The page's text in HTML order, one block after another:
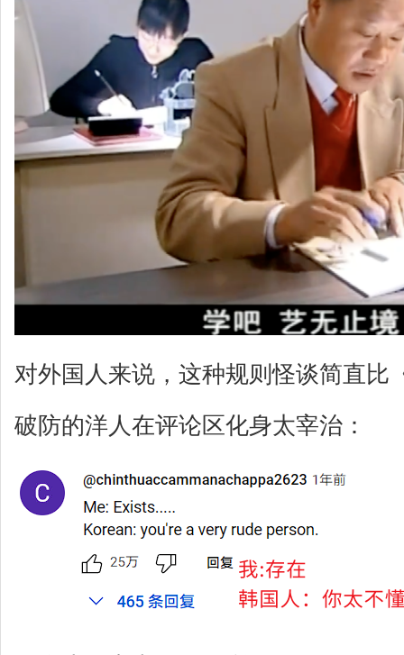
对外国人来说，这种规则怪谈简直比
破防的洋人在评论区化身太宰治：